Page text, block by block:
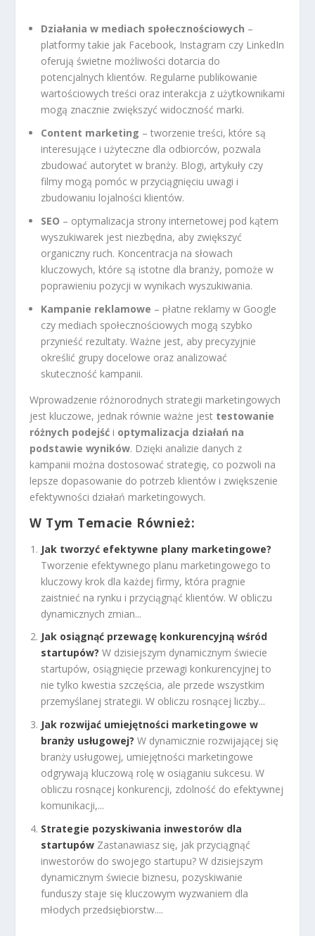
Działania w mediach społecznościowych –
platformy takie jak Facebook, Instagram czy LinkedIn
oferują świetne możliwości dotarcia do
potencjalnych klientów. Regularne publikowanie
wartościowych treści oraz interakcja z użytkownikami
mogą znacznie zwiększyć widoczność marki.
Content marketing – tworzenie treści, które są
interesujące i użyteczne dla odbiorców, pozwala
zbudować autorytet w branży. Blogi, artykuły czy
filmy mogą pomóc w przyciągnięciu uwagi i
zbudowaniu lojalności klientów.
SEO – optymalizacja strony internetowej pod kątem
wyszukiwarek jest niezbędna, aby zwiększyć
organiczny ruch. Koncentracja na słowach
kluczowych, które są istotne dla branży, pomoże w
poprawieniu pozycji w wynikach wyszukiwania.
Kampanie reklamowe – płatne reklamy w Google
czy mediach społecznościowych mogą szybko
przynieść rezultaty. Ważne jest, aby precyzyjnie
określić grupy docelowe oraz analizować
skuteczność kampanii.
Wprowadzenie różnorodnych strategii marketingowych
jest kluczowe, jednak równie ważne jest testowanie
różnych podejść i optymalizacja działań na
podstawie wyników. Dzięki analizie danych z
kampanii można dostosować strategię, co pozwoli na
lepsze dopasowanie do potrzeb klientów i zwiększenie
efektywności działań marketingowych.
W Tym Temacie Również:
Jak tworzyć efektywne plany marketingowe?
Tworzenie efektywnego planu marketingowego to
kluczowy krok dla każdej firmy, która pragnie
zaistnieć na rynku i przyciągnąć klientów. W obliczu
dynamicznych zmian...
Jak osiągnąć przewagę konkurencyjną wśród
startupów? W dzisiejszym dynamicznym świecie
startupów, osiągnięcie przewagi konkurencyjnej to
nie tylko kwestia szczęścia, ale przede wszystkim
przemyślanej strategii. W obliczu rosnącej liczby...
Jak rozwijać umiejętności marketingowe w
branży usługowej? W dynamicznie rozwijającej się
branży usługowej, umiejętności marketingowe
odgrywają kluczową rolę w osiąganiu sukcesu. W
obliczu rosnącej konkurencji, zdolność do efektywnej
komunikacji,...
Strategie pozyskiwania inwestorów dla
startupów Zastanawiasz się, jak przyciągnąć
inwestorów do swojego startupu? W dzisiejszym
dynamicznym świecie biznesu, pozyskiwanie
funduszy staje się kluczowym wyzwaniem dla
młodych przedsiębiorstw....